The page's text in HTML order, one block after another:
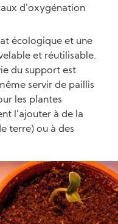
d’oxygénation
écologique et une
et réutilisable.
du support est
servir de paillis
les plantes
l’ajouter à de la
terre) ou à des